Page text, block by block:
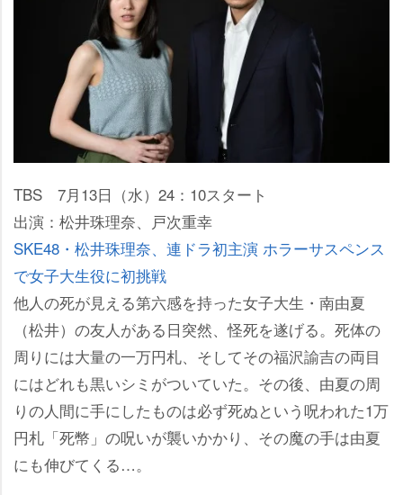
TBS 7月13日（水）24：10スタート
出演：松井珠理奈、戸次重幸
SKE48・松井珠理奈、連ドラ初主演 ホラーサスペンス
で女子大生役に初挑戦
他人の死が見える第六感を持った女子大生・南由夏
（松井）の友人がある日突然、怪死を遂げる。死体の
周りには大量の一万円札、そしてその福沢諭吉の両目
にはどれも黒いシミがついていた。その後、由夏の周
りの人間に手にしたものは必ず死ぬという呪われた1万
円札「死幣」の呪いが襲いかかり、その魔の手は由夏
にも伸びてくる…。